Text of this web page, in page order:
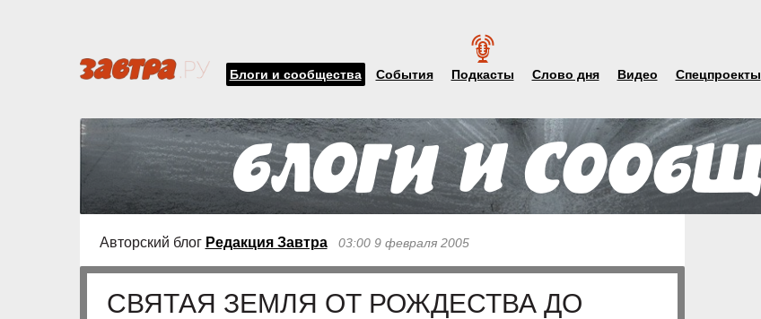
Блоги и сообщества События Подкасты Слово дня Видео Спецпроекты
Авторский блог Редакция Завтра 03:00 9 февраля 2005
СВЯТАЯ ЗЕМЛЯ ОТ РОЖДЕСТВА ДО